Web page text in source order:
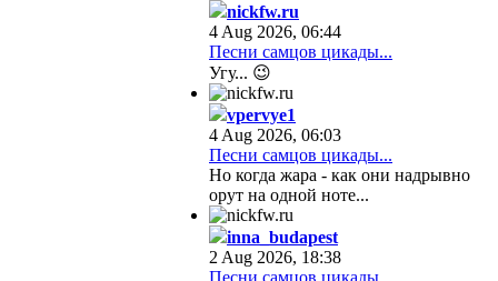
nickfw.ru
4 Aug 2026, 06:44
Песни самцов цикады...
Угу... 😉
vpervye1
4 Aug 2026, 06:03
Песни самцов цикады...
Но когда жара - как они надрывно
орут на одной ноте...
inna_budapest
2 Aug 2026, 18:38
Песни самцов цикады...